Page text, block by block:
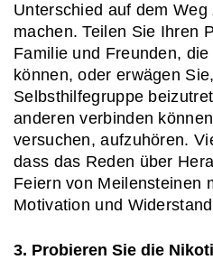
Unterschied auf dem
machen. Teilen Sie Ihren
Familie und Freunden,
können, oder erwägen
Selbsthilfegruppe
anderen verbinden
versuchen, aufzuhören.
dass das Reden über
Feiern von Meilensteinen
Motivation und
3. Probieren Sie die